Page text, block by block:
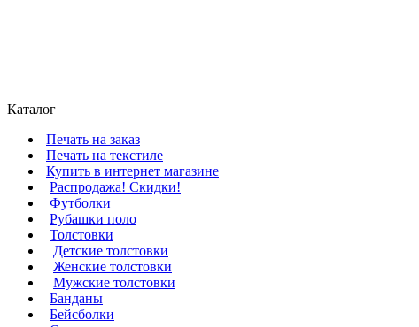
Каталог
Печать на заказ
Печать на текстиле
Купить в интернет магазине
Распродажа! Скидки!
Футболки
Рубашки поло
Толстовки
Детские толстовки
Женские толстовки
Мужские толстовки
Банданы
Бейсболки